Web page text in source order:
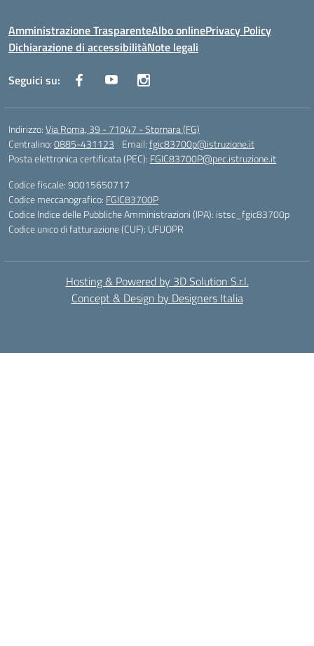
Amministrazione TrasparenteAlbo onlinePrivacy Policy
Dichiarazione di accessibilitàNote legali
Seguici su:
Indirizzo:Via Roma, 39 - 71047 - Stornara (FG)
Centralino:0885-431123 Email:fgic83700p@istruzione.it
Posta elettronica certificata (PEC): FGIC83700P@pec.istruzione.it
Codice fiscale: 90015650717
Codice meccanografico: FGIC83700P
Codice Indice delle Pubbliche Amministrazioni (IPA): istsc_fgic83700p
Codice unico di fatturazione (CUF): UFUOPR
Hosting & Powered by 3D Solution S.r.l.
Concept & Design by Designers Italia